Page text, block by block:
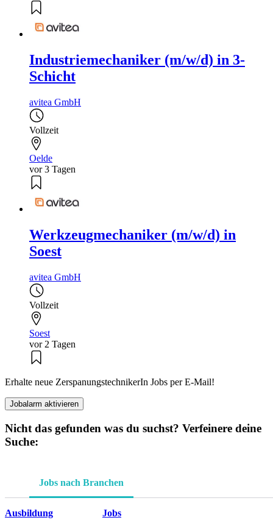
Industriemechaniker (m/w/d) in 3-
Schicht
avitea GmbH
Vollzeit
Oelde
vor 3 Tagen
Werkzeugmechaniker (m/w/d) in
Soest
avitea GmbH
Vollzeit
Soest
vor 2 Tagen
Erhalte neue ZerspanungstechnikerIn Jobs per E-Mail!
Jobalarm aktivieren
Nicht das gefunden was du suchst? Verfeinere deine
Suche:
Jobs nach Branchen
Ausbildung
Jobs